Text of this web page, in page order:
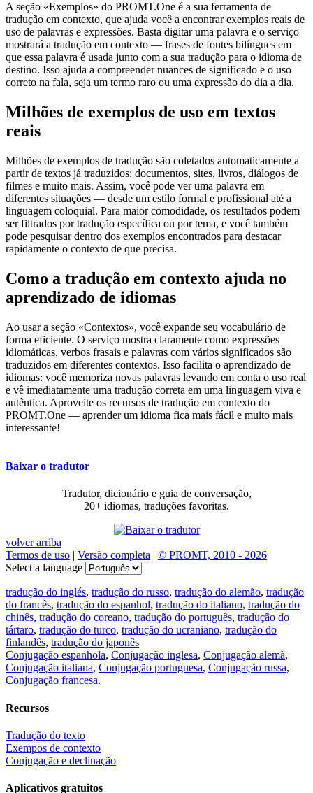
A seção «Exemplos» do PROMT.One é a sua ferramenta de
tradução em contexto, que ajuda você a encontrar exemplos reais de
uso de palavras e expressões. Basta digitar uma palavra e o serviço
mostrará a tradução em contexto — frases de fontes bilíngues em
que essa palavra é usada junto com a sua tradução para o idioma de
destino. Isso ajuda a compreender nuances de significado e o uso
correto na fala, seja um termo raro ou uma expressão do dia a dia.
Milhões de exemplos de uso em textos
reais
Milhões de exemplos de tradução são coletados automaticamente a
partir de textos já traduzidos: documentos, sites, livros, diálogos de
filmes e muito mais. Assim, você pode ver uma palavra em
diferentes situações — desde um estilo formal e profissional até a
linguagem coloquial. Para maior comodidade, os resultados podem
ser filtrados por tradução específica ou por tema, e você também
pode pesquisar dentro dos exemplos encontrados para destacar
rapidamente o contexto de que precisa.
Como a tradução em contexto ajuda no
aprendizado de idiomas
Ao usar a seção «Contextos», você expande seu vocabulário de
forma eficiente. O serviço mostra claramente como expressões
idiomáticas, verbos frasais e palavras com vários significados são
traduzidos em diferentes contextos. Isso facilita o aprendizado de
idiomas: você memoriza novas palavras levando em conta o uso real
e vê imediatamente uma tradução correta em uma linguagem viva e
autêntica. Aproveite os recursos de tradução em contexto do
PROMT.One — aprender um idioma fica mais fácil e muito mais
interessante!
Baixar o tradutor
Tradutor, dicionário e guia de conversação,
20+ idiomas, traduções favoritas.
volver arriba
Termos de uso | Versão completa | © PROMT, 2010 - 2026
Select a language
tradução do inglés, tradução do russo, tradução do alemão, tradução
do francês, tradução do espanhol, tradução do italiano, tradução do
chinês, tradução do coreano, tradução do português, tradução do
tártaro, tradução do turco, tradução do ucraniano, tradução do
finlandês, tradução do japonês
Conjugação espanhola, Conjugação inglesa, Conjugação alemã,
Conjugação italiana, Conjugação portuguesa, Conjugação russa,
Conjugação francesa.
Recursos
Tradução do texto
Exempos de contexto
Conjugação e declinação
Aplicativos gratuitos